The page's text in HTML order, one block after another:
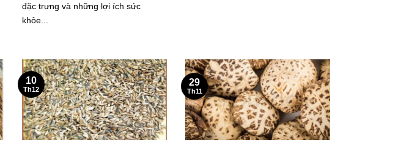
đặc trưng và những lợi ích sức
khỏe...
10
Th12
29
Th11